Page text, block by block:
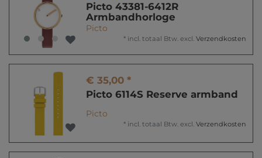
Picto 43381-6412R
Armbandhorloge
Picto
* incl. totaal Btw. excl. Verzendkosten
€ 35,00 *
Picto 6114S Reserve armband
Picto
* incl. totaal Btw. excl. Verzendkosten